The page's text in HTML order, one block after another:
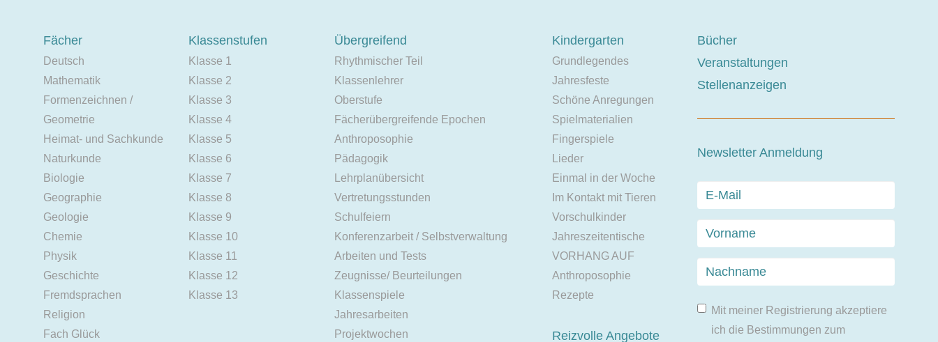
Fächer
Deutsch
Mathematik
Formenzeichnen /
Geometrie
Heimat- und Sachkunde
Naturkunde
Biologie
Geographie
Geologie
Chemie
Physik
Geschichte
Fremdsprachen
Religion
Fach Glück
Klassenstufen
Klasse 1
Klasse 2
Klasse 3
Klasse 4
Klasse 5
Klasse 6
Klasse 7
Klasse 8
Klasse 9
Klasse 10
Klasse 11
Klasse 12
Klasse 13
Übergreifend
Rhythmischer Teil
Klassenlehrer
Oberstufe
Fächerübergreifende Epochen
Anthroposophie
Pädagogik
Lehrplanübersicht
Vertretungsstunden
Schulfeiern
Konferenzarbeit / Selbstverwaltung
Arbeiten und Tests
Zeugnisse/ Beurteilungen
Klassenspiele
Jahresarbeiten
Projektwochen
Kindergarten
Grundlegendes
Jahresfeste
Schöne Anregungen
Spielmaterialien
Fingerspiele
Lieder
Einmal in der Woche
Im Kontakt mit Tieren
Vorschulkinder
Jahreszeitentische
VORHANG AUF
Anthroposophie
Rezepte
Reizvolle Angebote
Bücher
Veranstaltungen
Stellenanzeigen
Newsletter Anmeldung
Mit meiner Registrierung akzeptiere
ich die Bestimmungen zum